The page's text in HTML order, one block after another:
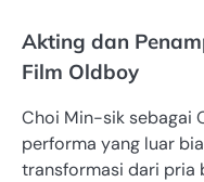
Akting dan
Film Oldboy
Choi Min-sik sebagai
performa yang luar
transformasi dari pria